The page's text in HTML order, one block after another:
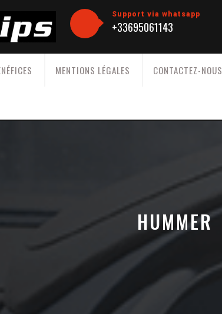
Support via whatsapp
+33695061143
MENTIONS LÉGALES CONTACTEZ-NOUS
HUMMER